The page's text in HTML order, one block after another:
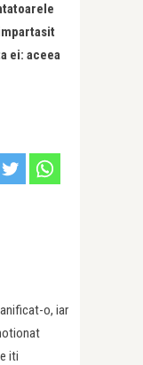
ei: aceea
o, iar
iti